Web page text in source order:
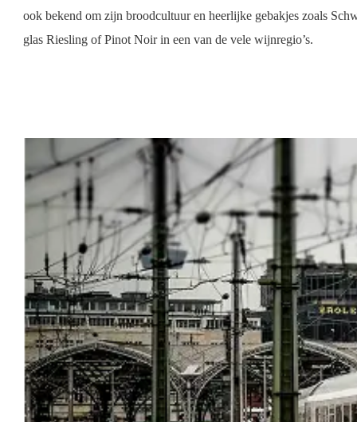
ook bekend om zijn broodcultuur en heerlijke gebakjes zoals
glas Riesling of Pinot Noir in een van de vele wijnregio’s.